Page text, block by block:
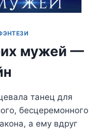
мужей —
танец для
бесцеремонного
а ему вдруг